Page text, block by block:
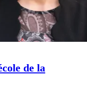
de la